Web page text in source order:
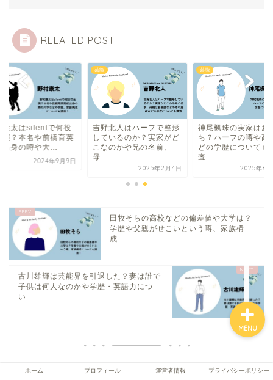
RELATED POST
康太はsilentで何役
演？本名や前橋育英
出身の噂や大...
2024年9月9日
芸能
吉野北人はハーフで整形
しているのか？実家がど
こなのかや兄の名前、
母...
2025年2月4日
芸能
神尾楓珠の実家はお
ち？ハーフの噂や高
どの学歴についても
査...
2025年8
田牧そらの高校などの偏差値や大学は？
学歴や父親がせこいという噂、家族構
成...
古川雄輝は芸能界を引退した？妻は誰で
子供は何人なのかや学歴・英語力につ
い...
人気記事トップ10
ホーム プロフィール 運営者情報 プライバシーポリシー
MENU
ホーム
運営者情報